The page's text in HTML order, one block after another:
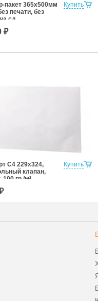
Купить
пакет 365х500мм
печати, без
сд
₽
Купить
С4 229х324,
клапан,
100 гр./м²